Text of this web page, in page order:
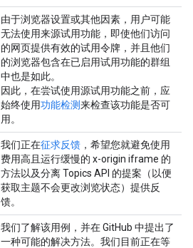
由于浏览器设置或其他因素，用户可能
无法使用来源试用功能，即使他们访问
的网页提供有效的试用令牌，并且他们
的浏览器包含在已启用试用功能的群组
中也是如此。
因此，在尝试使用源试用功能之前，应
始终使用功能检测来检查该功能是否可
用。
我们正在征求反馈 ，希望您就避免使用
费用高且运行缓慢的 x-origin iframe 的
方法以及分离 Topics API 的提案（以便
获取主题不会更改浏览状态）提供反
馈。
我们了解该用例，并在 GitHub 中提出了
一种可能的解决方法。我们目前正在等